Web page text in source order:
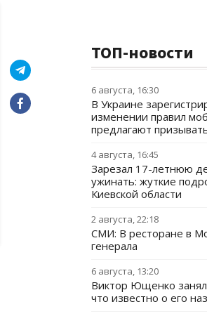
ТОП-новости
6 августа, 16:30
В Украине
изменении правил
предлагают
4 августа, 16:45
Зарезал 17-летнюю
ужинать: жуткие
Киевской области
2 августа, 22:18
СМИ: В ресторане в
генерала
6 августа, 13:20
Виктор Ющенко
что известно о его